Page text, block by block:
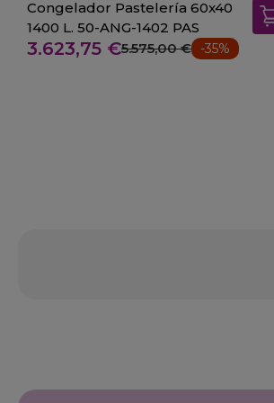
Congelador Pastelería 60x40
1400 L. 50-ANG-1402 PAS
3.623,75 €5.575,00 € -35%